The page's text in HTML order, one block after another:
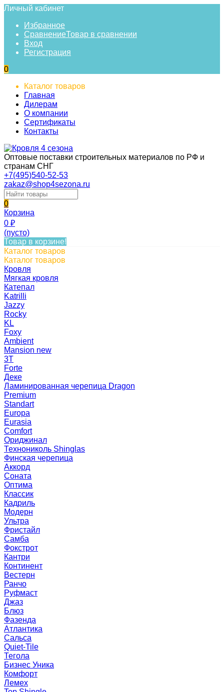
Личный кабинет
Избранное
СравнениеТовар в сравнении
Вход
Регистрация
0
Каталог товаров
Главная
Дилерам
О компании
Сертификаты
Контакты
Оптовые поставки строительных материалов по РФ и
странам СНГ
+7(495)540-52-53
zakaz@shop4sezona.ru
0
Корзина
0 ₽
(пусто)
Товар в корзине!
Каталог товаров
Каталог товаров
Кровля
Мягкая кровля
Катепал
Katrilli
Jazzy
Rocky
KL
Foxy
Ambient
Mansion new
3Т
Forte
Деке
Ламинированная черепица Dragon
Premium
Standart
Europa
Eurasia
Comfort
Ориджинал
Технониколь Shinglas
Финская черепица
Аккорд
Соната
Оптима
Классик
Кадриль
Модерн
Ультра
Фристайл
Самба
Фокстрот
Кантри
Континент
Вестерн
Ранчо
Руфмаст
Джаз
Блюз
Фазенда
Атлантика
Сальса
Quiet-Tile
Тегола
Бизнес Уника
Комфорт
Лемех